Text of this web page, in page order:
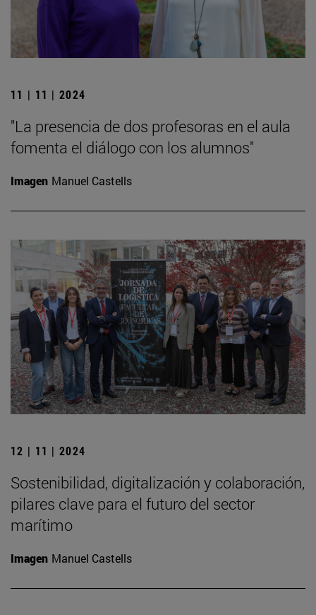
11 | 11 | 2024
"La presencia de dos profesoras en el aula
fomenta el diálogo con los alumnos"
Imagen Manuel Castells
12 | 11 | 2024
Sostenibilidad, digitalización y colaboración,
pilares clave para el futuro del sector
marítimo
Imagen Manuel Castells